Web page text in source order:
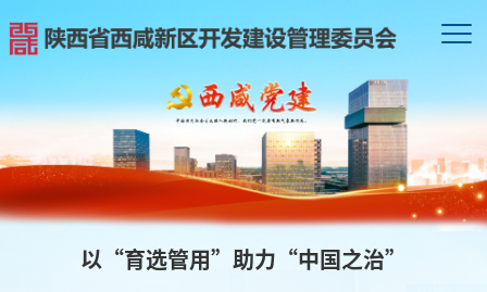
以“育选管用”助力“中国之治”